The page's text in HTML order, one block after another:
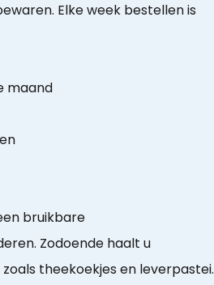
Elke week bestellen is
maand
bruikbare
Zodoende haalt u
theekoekjes en leverpastei.